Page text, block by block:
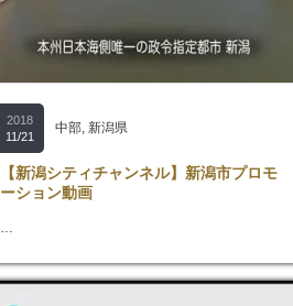
2018
11/21
中部, 新潟県
【新潟シティチャンネル】新潟市プロモ
ーション動画
…